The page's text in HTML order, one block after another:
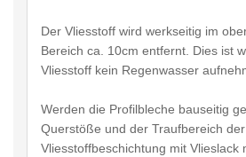
Der Vliesstoff wird werkseitig im
Bereich ca. 10cm entfernt. Dies ist
Vliesstoff kein Regenwasser
Werden die Profilbleche bauseitig
Querstöße und der Traufbereich der
Vliesstoffbeschichtung mit Vlieslack